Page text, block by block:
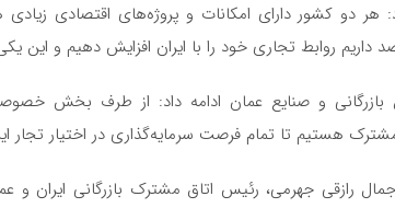
هر دو کشور دارای امکانات و پروژه‌های اقتصادی
روابط تجاری خود را با ایران افزایش دهیم و این یکی از
بازرگانی و صنایع عمان ادامه داد: از طرف بخش
هستیم تا تمام فرصت سرمایه‌گذاری در اختیار تجار
رازقی جهرمی، رئیس اتاق مشترک بازرگانی ایران